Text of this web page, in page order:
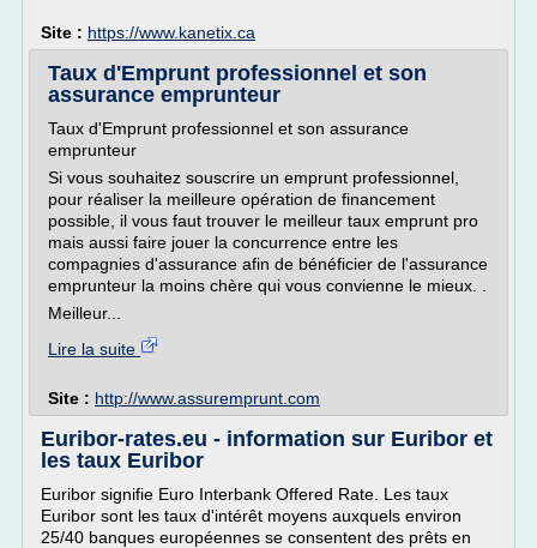
Site : https://www.kanetix.ca
Taux d'Emprunt professionnel et son
assurance emprunteur
Taux d'Emprunt professionnel et son assurance
emprunteur
Si vous souhaitez souscrire un emprunt professionnel,
pour réaliser la meilleure opération de financement
possible, il vous faut trouver le meilleur taux emprunt pro
mais aussi faire jouer la concurrence entre les
compagnies d'assurance afin de bénéficier de l'assurance
emprunteur la moins chère qui vous convienne le mieux. .
Meilleur...
Lire la suite
Site : http://www.assuremprunt.com
Euribor-rates.eu - information sur Euribor et
les taux Euribor
Euribor signifie Euro Interbank Offered Rate. Les taux
Euribor sont les taux d'intérêt moyens auxquels environ
25/40 banques européennes se consentent des prêts en